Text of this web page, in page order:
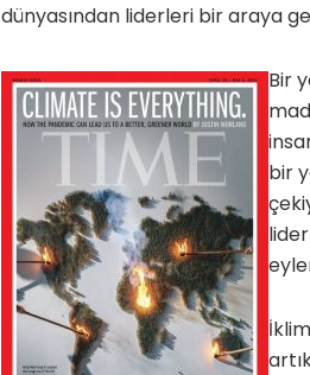
dünyasından liderleri bir araya
Bir
bir